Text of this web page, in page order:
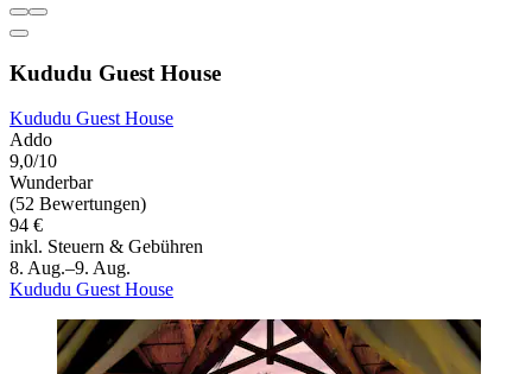
Kududu Guest House
Kududu Guest House
Addo
9,0/10
Wunderbar
(52 Bewertungen)
94 €
inkl. Steuern & Gebühren
8. Aug.–9. Aug.
Kududu Guest House